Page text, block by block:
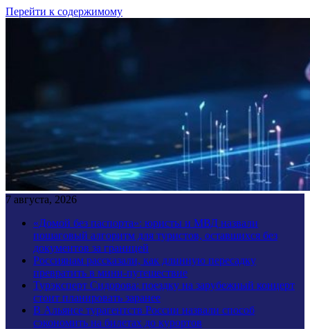
Перейти к содержимому
7 августа, 2026
«Домой без паспорта»: юристы и МВД назвали
пошаговый алгоритм для туристов, оставшихся без
документов за границей
Россиянам рассказали, как длинную пересадку
превратить в мини-путешествие
Турэксперт Сидорова: поездку на зарубежный концерт
стоит планировать заранее
В Альянсе турагентств России назвали способ
сэкономить на билетах до курортов